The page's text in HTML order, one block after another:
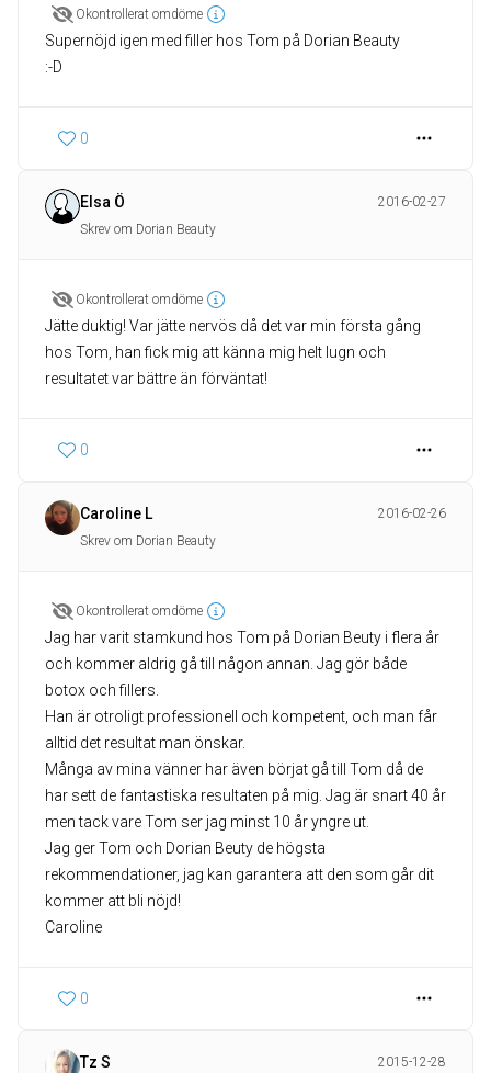
Okontrollerat omdöme
Supernöjd igen med filler hos Tom på Dorian Beauty
:-D
0
Elsa Ö
2016-02-27
Skrev om Dorian Beauty
Okontrollerat omdöme
Jätte duktig! Var jätte nervös då det var min första gång
hos Tom, han fick mig att känna mig helt lugn och
resultatet var bättre än förväntat!
0
Caroline L
2016-02-26
Skrev om Dorian Beauty
Okontrollerat omdöme
Jag har varit stamkund hos Tom på Dorian Beuty i flera år
och kommer aldrig gå till någon annan. Jag gör både
botox och fillers.
Han är otroligt professionell och kompetent, och man får
alltid det resultat man önskar.
Många av mina vänner har även börjat gå till Tom då de
har sett de fantastiska resultaten på mig. Jag är snart 40 år
men tack vare Tom ser jag minst 10 år yngre ut.
Jag ger Tom och Dorian Beuty de högsta
rekommendationer, jag kan garantera att den som går dit
kommer att bli nöjd!
Caroline
0
Tz S
2015-12-28